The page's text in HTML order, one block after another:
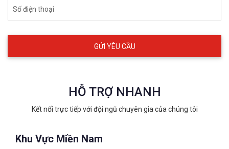
Số điện thoại
HỖ TRỢ NHANH
Kết nối trực tiếp với đội ngũ chuyên gia của chúng tôi
Khu Vực Miền Nam